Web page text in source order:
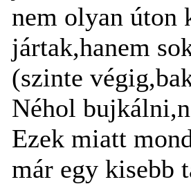
nem olyan úton
jártak,hanem
(szinte
Néhol
Ezek miatt
már egy kisebb